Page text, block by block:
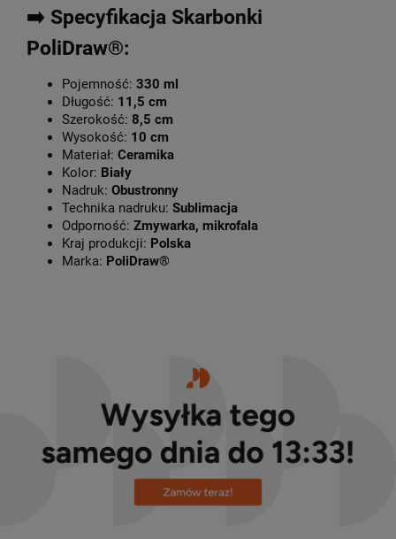
➡️ Specyfikacja Skarbonki
PoliDraw®:
Pojemność: 330 ml
Długość: 11,5 cm
Szerokość: 8,5 cm
Wysokość: 10 cm
Materiał: Ceramika
Kolor: Biały
Nadruk: Obustronny
Technika nadruku: Sublimacja
Odporność: Zmywarka, mikrofala
Kraj produkcji: Polska
Marka: PoliDraw®